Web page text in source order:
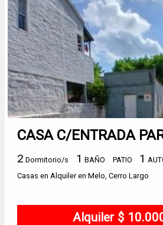
CASA C/ENTRADA
2 Dormitorio/s 1 BAÑO PATIO 1
Casas en Alquiler en Melo, Cerro Largo
Alquiler $